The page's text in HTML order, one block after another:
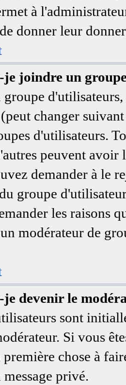
à
donner leur
je joindre un
changer
d'utilisateurs.
peuvent
demander à le
groupe
les raisons
modérateur de
je devenir le
sont
Si vous
chose à
privé.